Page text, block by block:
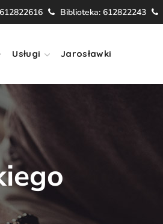
Biblioteka: 612822243
Usługi Jarosławki